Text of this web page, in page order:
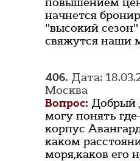
начнется
"высокий
свяжутся наши
406. Дата:
Москва
Вопрос: Добрый
могу понять
корпус
каком
моря,каков его